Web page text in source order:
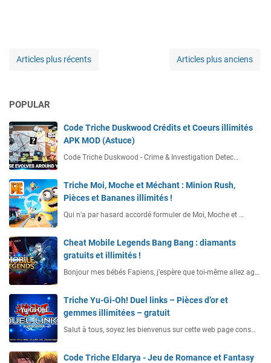
Articles plus récents Articles plus anciens
POPULAR
Code Triche Duskwood Crédits et Coeurs illimités
APK MOD (Astuce)
Code Triche Duskwood - Crime & Investigation Detec…
Triche Moi, Moche et Méchant : Minion Rush,
Pièces et Bananes illimités !
Qui n’a par hasard accordé formuler de Moi, Moche et …
Cheat Mobile Legends Bang Bang : diamants
gratuits et illimités !
Bonjour mes bébés Fapiens, j’espère que toi-même allez ag…
Triche Yu-Gi-Oh! Duel links – Pièces d’or et
gemmes illimitées – gratuit
Salut à tous, soyez les bienvenus sur cette web page cons…
Code Triche Eldarya - Jeu de Romance et Fantasy